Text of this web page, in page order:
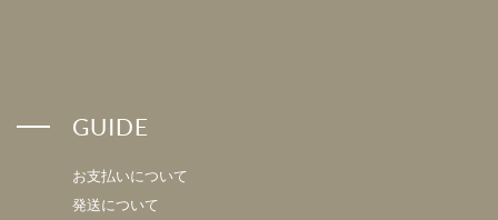
GUIDE
お支払いについて
発送について